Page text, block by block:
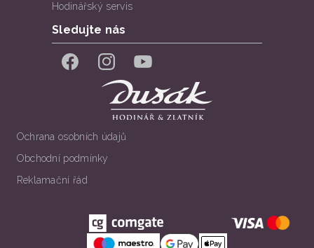
Hodinářský servis
Sledujte nás
FacebookInstagramYouTube
Ochrana osobních údajů
Obchodní podmínky
Reklamační řád